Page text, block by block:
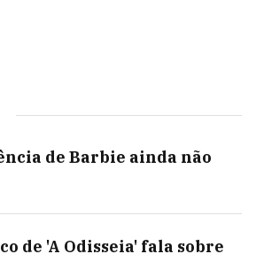
de Barbie ainda não
de 'A Odisseia' fala sobre